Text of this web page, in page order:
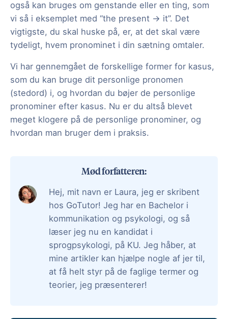
også kan bruges om genstande eller en ting, som
vi så i eksemplet med “the present -> it”. Det
vigtigste, du skal huske på, er, at det skal være
tydeligt, hvem pronominet i din sætning omtaler.
Vi har gennemgået de forskellige former for kasus,
som du kan bruge dit personlige pronomen
(stedord) i, og hvordan du bøjer de personlige
pronominer efter kasus. Nu er du altså blevet
meget klogere på de personlige pronominer, og
hvordan man bruger dem i praksis.
Mød forfatteren:
Hej, mit navn er Laura, jeg er skribent
hos GoTutor! Jeg har en Bachelor i
kommunikation og psykologi, og så
læser jeg nu en kandidat i
sprogpsykologi, på KU. Jeg håber, at
mine artikler kan hjælpe nogle af jer til,
at få helt styr på de faglige termer og
teorier, jeg præsenterer!